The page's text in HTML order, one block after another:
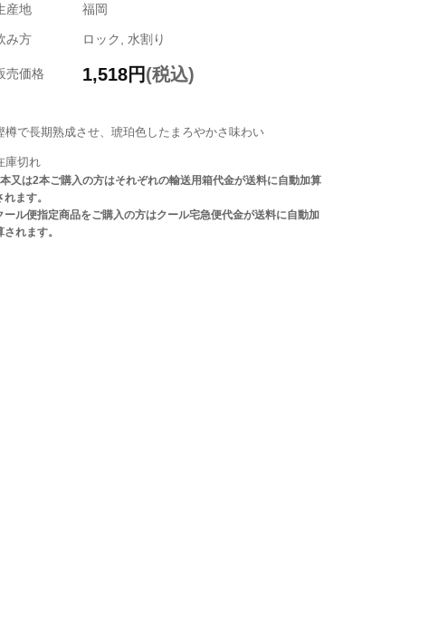
産地 福岡
み方 ロック, 水割り
売価格 1,518円(税込)
樽で長期熟成させ、琥珀色したまろやかさ味わい
庫切れ
又は2本ご購入の方はそれぞれの輸送用箱代金が送料に自動加算
れます。
ール便指定商品をご購入の方はクール宅急便代金が送料に自動加
されます。